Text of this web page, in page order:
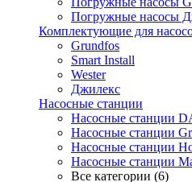
Погружные насосы
Комплектующие для
Grundfos
Smart Install
Wester
Джилекс
Насосные станции
Насосные станции
Насосные станции
Насосные станции
Насосные станции
Все категории (6)